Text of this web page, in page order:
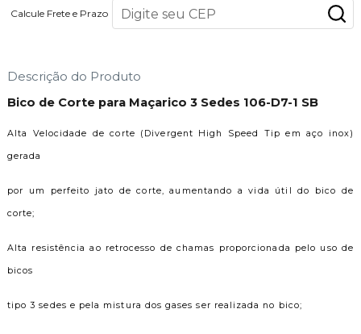
Calcule Frete e Prazo
Descrição do Produto
Bico de Corte para Maçarico 3 Sedes 106-D7-1 SB
Alta Velocidade de corte (Divergent High Speed Tip em aço inox)
gerada
por um perfeito jato de corte, aumentando a vida útil do bico de
corte;
Alta resistência ao retrocesso de chamas proporcionada pelo uso de
bicos
tipo 3 sedes e pela mistura dos gases ser realizada no bico;